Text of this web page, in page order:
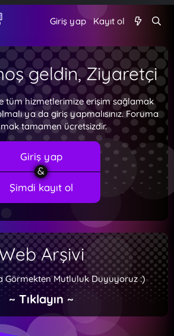
Giriş yap Kayıt ol
geldin, Ziyaretçi
tüm hizmetlerimize erişim sağlamak
ya da giriş yapmalısınız. Foruma
tamamen ücretsizdir.
Giriş yap
Şimdi kayıt ol
Arşivi
Görmekten Mutluluk Duyuyoruz :)
~ Tıklayın ~